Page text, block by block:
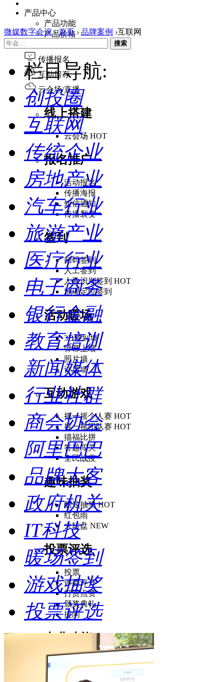
产品中心
产品功能
产品价格
传播报名
互动留存
云会场/直播
线上搭建
云会场 HOT
报名推广
活动报名
传播海报
短信通知
传播裂变
签到
扫码签到
人工签到
人脸识别签到 HOT
地理定位签到
活动暖场
3D签到墙
弹幕上墙
照片墙
许愿墙
互动游戏
摇一摇个人赛 HOT
摇一摇团队赛 HOT
描福比拼
答题闯关
全民战疫
趣味抽奖
酷炫抽奖HOT
红包雨
大转盘 NEW
投票评选
投票
评委评分
打赏点赞
颁奖典礼
提问
签约仪式
NEW
微媒数字会议 › 首页 › 品牌案例 ›互联网
搜索
栏目导航:
创投圈
互联网
传统企业
房地产业
汽车行业
旅游产业
医疗行业
电子商务
银行金融
教育培训
新闻媒体
行业社群
商会协会
阿里巴巴
品牌大客
政府机关
IT科技
暖场签到
游戏抽奖
投票评选